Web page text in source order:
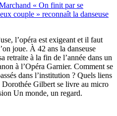
« On finit par se
couple » reconnaît la danseuse
l’opéra est exigeant et il faut
joue. À 42 ans la danseuse
retraite à la fin de l’année dans un
à l’Opéra Garnier. Comment se
dans l’institution ? Quels liens
Dorothée Gilbert se livre au micro
Un monde, un regard.